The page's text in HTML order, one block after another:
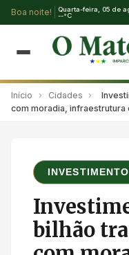
Boa noite!
Quarta-feira, 05 de
--°C
Início › Cidades ›
com moradia,
bilhão